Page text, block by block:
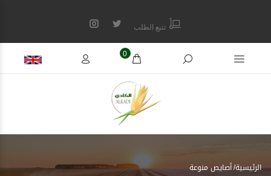
تتبع الطلب
0
الرئيسية أصايص منوعة